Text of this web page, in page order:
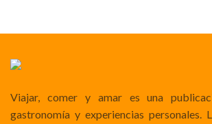
Viajar, comer y amar es una
gastronomía y experiencias personales.